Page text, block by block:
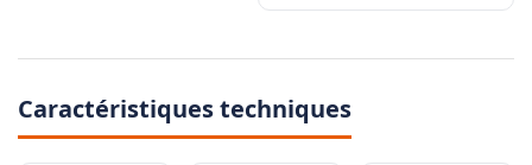
Caractéristiques techniques